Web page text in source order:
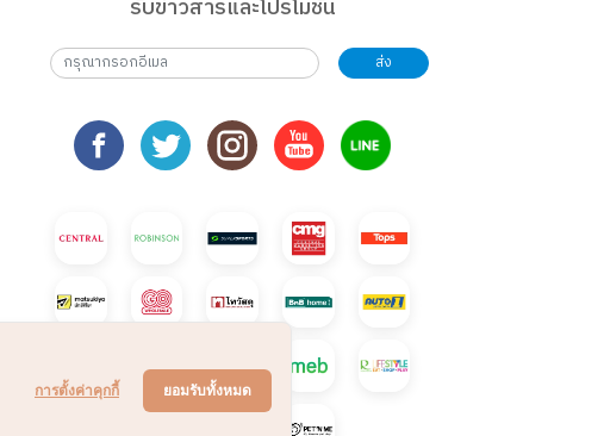
รับข่าวสารและโปรโมชั่น
ส่ง
ยอมรับทั้งหมด
การตั้งค่าคุกกี้